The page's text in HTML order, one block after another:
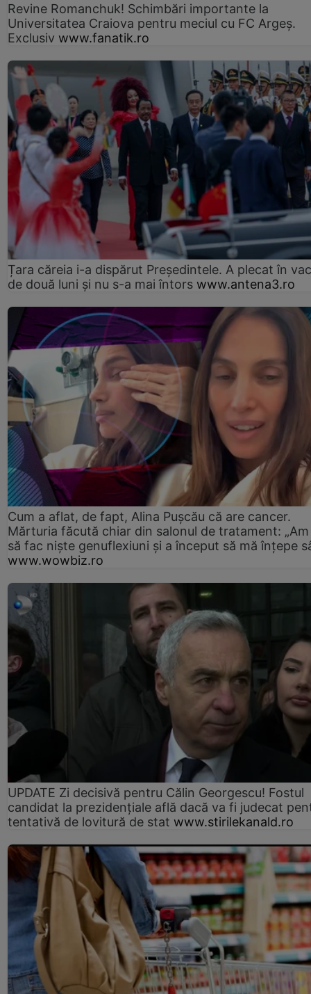
Revine Romanchuk! Schimbări importante la
Universitatea Craiova pentru meciul cu FC Argeş.
Exclusiv www.fanatik.ro
Țara căreia i-a dispărut Președintele. A plecat în
de două luni și nu s-a mai întors www.antena3.ro
Cum a aflat, de fapt, Alina Pușcău că are cancer.
Mărturia făcută chiar din salonul de tratament:
să fac niște genuflexiuni și a început să mă înțepe
www.wowbiz.ro
UPDATE Zi decisivă pentru Călin Georgescu! Fostul
candidat la prezidențiale află dacă va fi judecat
tentativă de lovitură de stat www.stirilekanald.ro